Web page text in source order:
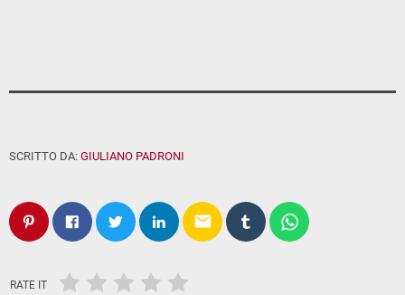
SCRITTO DA: GIULIANO PADRONI
email
RATE IT